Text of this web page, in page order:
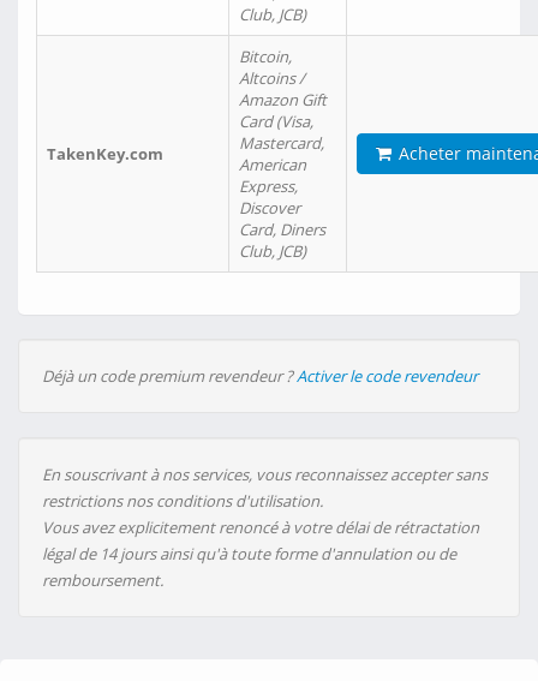
Club, JCB)
TakenKey.com
Bitcoin,
Altcoins /
Amazon Gift
Card (Visa,
Mastercard,
American
Express,
Discover
Card, Diners
Club, JCB)
Acheter
Déjà un code premium revendeur ?Activer le code revendeur
En souscrivant à nos services, vous reconnaissez accepter sans
restrictions nos conditions d'utilisation.
Vous avez explicitement renoncé à votre délai de rétractation
légal de 14 jours ainsi qu'à toute forme d'annulation ou de
remboursement.